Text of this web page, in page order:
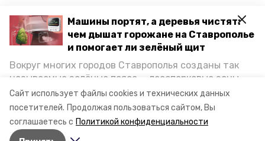
Сайт использует файлы cookies и технических данных
посетителей. Продолжая пользоваться сайтом, Вы
соглашаетесь с Политикой конфиденциальности
Машины портят, а деревья чистят:
чем дышат горожане на Ставрополье
и помогает ли зелёный щит
Вокруг многих городов Ставрополья созданы так
называемые зелёные пояса — лесопарковые зоны,
снижающие негативное воздействие выхлопных
газов на атмосферу. Справляются ли они с
постоянно растущим потоком автотранспорта и
каким воздухом дышат жители края, узнала